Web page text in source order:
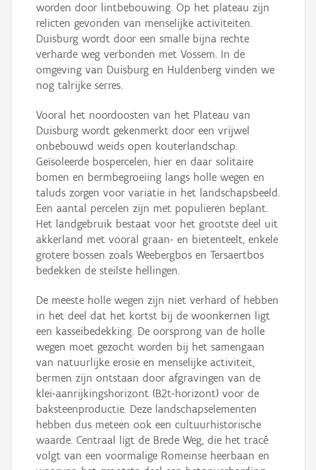
worden door lintbebouwing. Op het plateau zijn
relicten gevonden van menselijke activiteiten.
Duisburg wordt door een smalle bijna rechte
verharde weg verbonden met Vossem. In de
omgeving van Duisburg en Huldenberg vinden we
nog talrijke serres.
Vooral het noordoosten van het Plateau van
Duisburg wordt gekenmerkt door een vrijwel
onbebouwd weids open kouterlandschap.
Geïsoleerde bospercelen, hier en daar solitaire
bomen en bermbegroeiing langs holle wegen en
taluds zorgen voor variatie in het landschapsbeeld.
Een aantal percelen zijn met populieren beplant.
Het landgebruik bestaat voor het grootste deel uit
akkerland met vooral graan- en bietenteelt, enkele
grotere bossen zoals Weebergbos en Tersaertbos
bedekken de steilste hellingen.
De meeste holle wegen zijn niet verhard of hebben
in het deel dat het kortst bij de woonkernen ligt
een kasseibedekking. De oorsprong van de holle
wegen moet gezocht worden bij het samengaan
van natuurlijke erosie en menselijke activiteit,
bermen zijn ontstaan door afgravingen van de
klei-aanrijkingshorizont (B2t-horizont) voor de
baksteenproductie. Deze landschapselementen
hebben dus meteen ook een cultuurhistorische
waarde. Centraal ligt de Brede Weg, die het tracé
volgt van een voormalige Romeinse heerbaan en